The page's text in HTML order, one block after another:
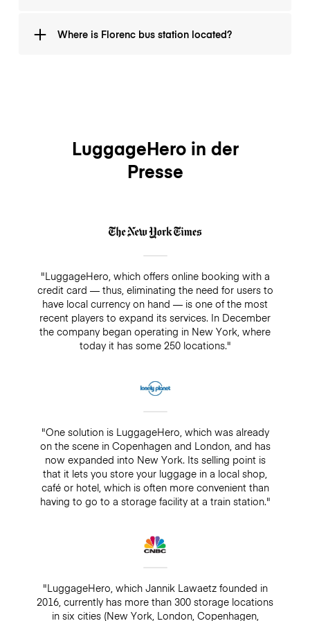
According to the travelers rating, the best hotels near
Florenc are the following: Botanique Hotel Prague,
Where is Florenc bus station located?
LuggageHero in der
Presse
"LuggageHero, which offers online booking with a
credit card — thus, eliminating the need for users to
have local currency on hand — is one of the most
recent players to expand its services. In December
the company began operating in New York, where
today it has some 250 locations."
"One solution is LuggageHero, which was already
on the scene in Copenhagen and London, and has
now expanded into New York. Its selling point is
that it lets you store your luggage in a local shop,
café or hotel, which is often more convenient than
having to go to a storage facility at a train station."
"LuggageHero, which Jannik Lawaetz founded in
2016, currently has more than 300 storage locations
in six cities (New York, London, Copenhagen,